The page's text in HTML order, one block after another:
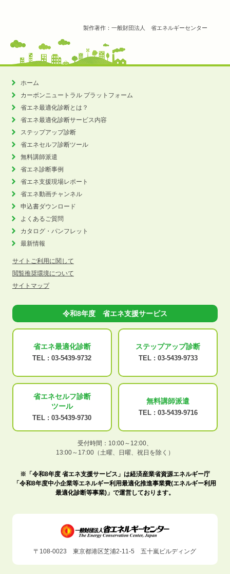
製作著作：一般財団法人 省エネルギーセンター
ホーム
カーボンニュートラル プラットフォーム
省エネ最適化診断とは？
省エネ最適化診断サービス内容
ステップアップ診断
省エネセルフ診断ツール
無料講師派遣
省エネ診断事例
省エネ支援現場レポート
省エネ動画チャンネル
申込書ダウンロード
よくあるご質問
カタログ・パンフレット
最新情報
サイトご利用に関して
閲覧推奨環境について
サイトマップ
令和8年度 省エネ支援サービス
省エネ最適化診断
TEL : 03-5439-9732
ステップアップ診断
TEL : 03-5439-9733
省エネセルフ診断
ツール
TEL : 03-5439-9730
無料講師派遣
TEL : 03-5439-9716
受付時間：10:00～12:00、
13:00～17:00（土曜、日曜、祝日を除く）
※「令和8年度 省エネ支援サービス」は経済産業省資源エネルギー庁
「令和8年度中小企業等エネルギー利用最適化推進事業費(エネルギー利用
最適化診断等事業)」で運営しております。
〒108-0023 東京都港区芝浦2-11-5 五十嵐ビルディング